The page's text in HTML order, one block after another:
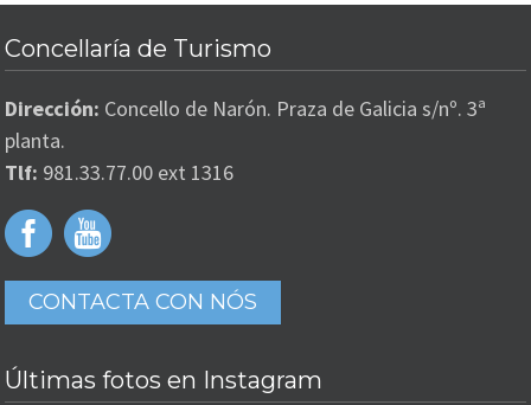
Concellaría de Turismo
Dirección: Concello de Narón. Praza de Galicia s/nº. 3ª
planta.
Tlf: 981.33.77.00 ext 1316
CONTACTA CON NÓS
Últimas fotos en Instagram